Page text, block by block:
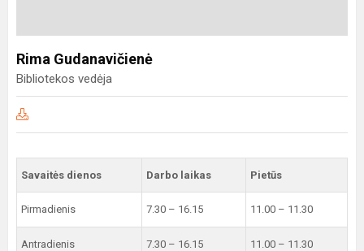
Rima Gudanavičienė
Bibliotekos vedėja
Savaitės dienos Darbo laikas Pietūs
Pirmadienis 7.30 – 16.15 11.00 – 11.30
Antradienis 7.30 – 16.15 11.00 – 11.30